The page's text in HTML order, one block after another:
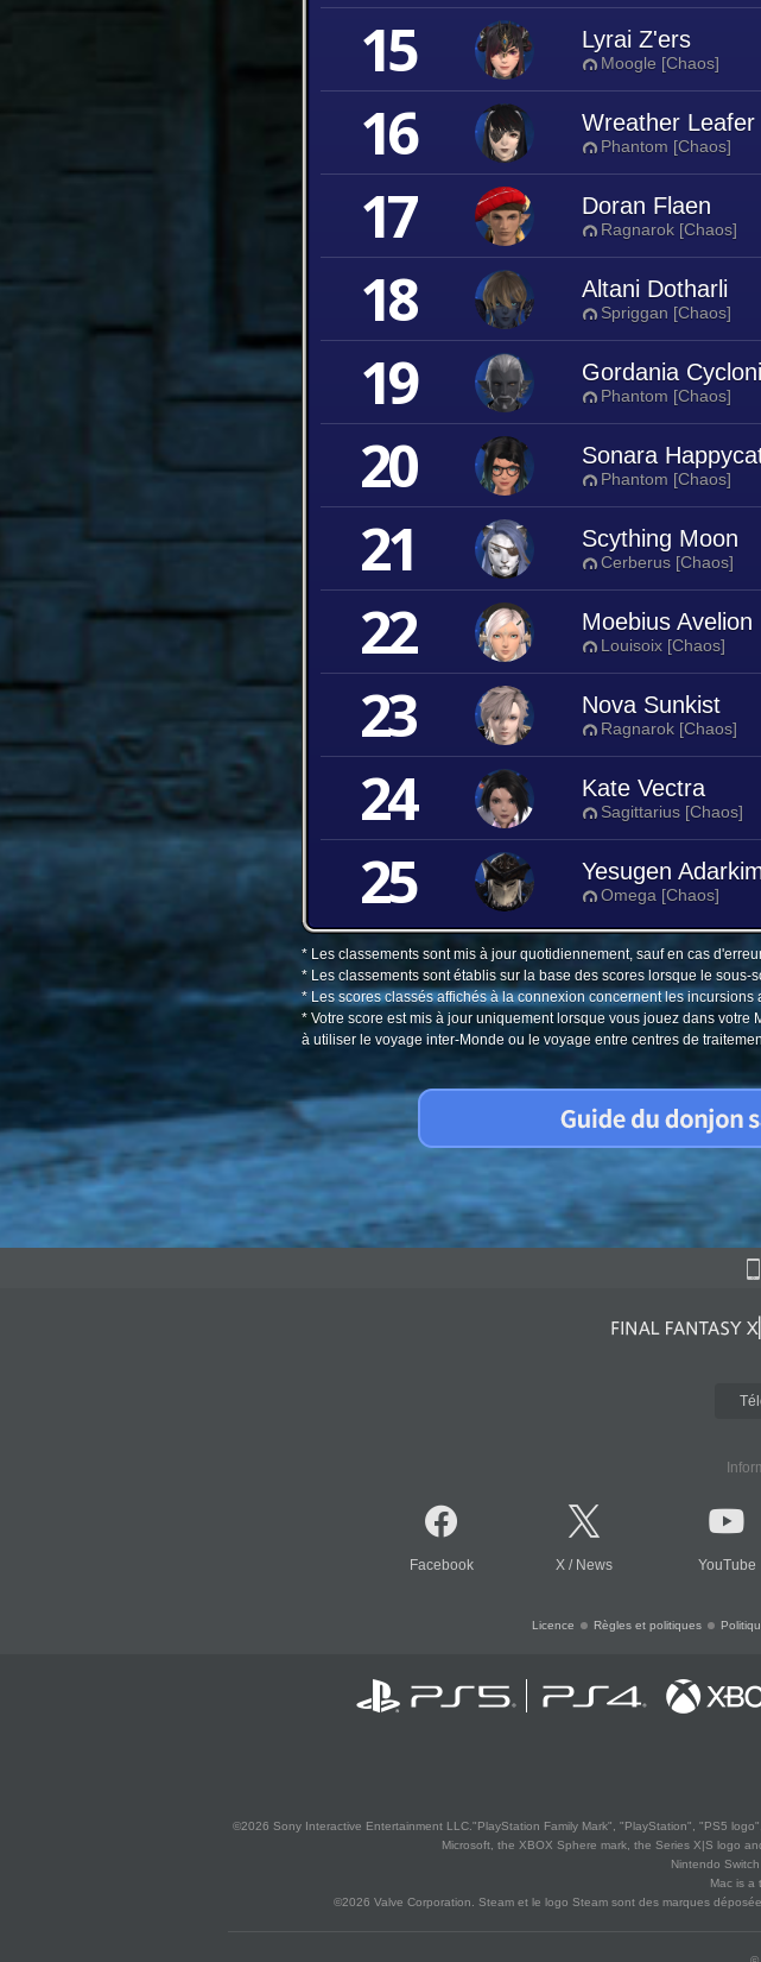
15 Lyrai Z'ers
Moogle [Chaos]
16 Wreather Leafer
Phantom [Chaos]
17 Doran Flaen
Ragnarok [Chaos]
18 Altani Dotharli
Spriggan [Chaos]
19 Gordania
Phantom [Chaos]
20 Sonara
Phantom [Chaos]
21 Scything Moon
Cerberus [Chaos]
22 Moebius Avelion
Louisoix [Chaos]
23 Nova Sunkist
Ragnarok [Chaos]
24 Kate Vectra
Sagittarius [Chaos]
25 Yesugen
Omega [Chaos]
* Les classements sont mis à jour quotidiennement, sauf en cas
* Les classements sont établis sur la base des scores lorsque le sous-
* Les scores classés affichés à la connexion concernent les incursions
* Votre score est mis à jour uniquement lorsque vous jouez dans
à utiliser le voyage inter-Monde ou le voyage entre centres de
Facebook X / News YouTube
Licence Règles et politiques
©2026 Sony Interactive Entertainment LLC."PlayStation Family Mark", "PlayStation", "PS5
Microsoft, the XBOX Sphere mark, the Series X|S logo
Nintendo
Mac is a
©2026 Valve Corporation. Steam et le logo Steam sont des marques